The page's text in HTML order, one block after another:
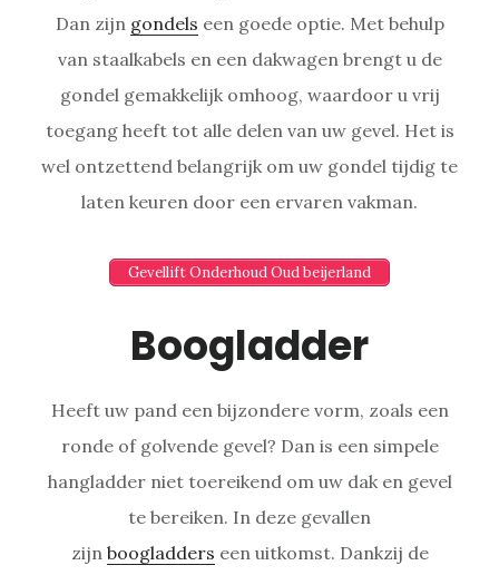
Dan zijn gondels een goede optie. Met behulp
van staalkabels en een dakwagen brengt u de
gondel gemakkelijk omhoog, waardoor u vrij
toegang heeft tot alle delen van uw gevel. Het is
wel ontzettend belangrijk om uw gondel tijdig te
laten keuren door een ervaren vakman.
Gevellift Onderhoud Oud beijerland
Boogladder
Heeft uw pand een bijzondere vorm, zoals een
ronde of golvende gevel? Dan is een simpele
hangladder niet toereikend om uw dak en gevel
te bereiken. In deze gevallen
zijn boogladders een uitkomst. Dankzij de